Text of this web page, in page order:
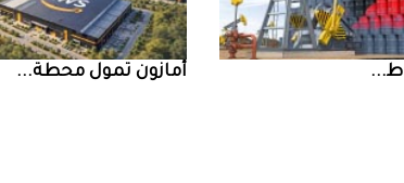
أمازون‭ ‬تمول‭ ‬محطة‭ ...